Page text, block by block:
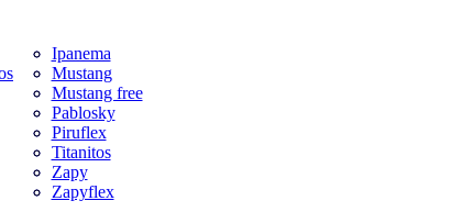
Ipanema
Mustang
Mustang free
Pablosky
Piruflex
Titanitos
Zapy
Zapyflex